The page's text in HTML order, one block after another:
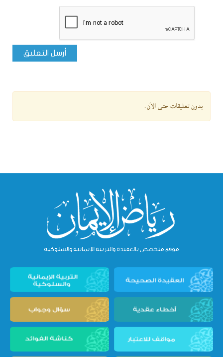
أرسل التعليق
بدون تعليقات حتى الآن.